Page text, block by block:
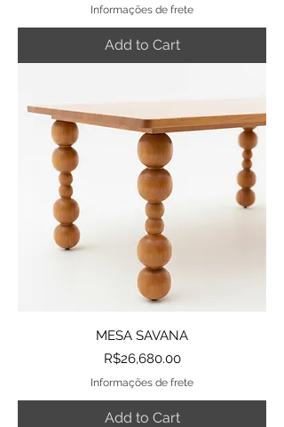
Informações de frete
Add to Cart
MESA SAVANA
Price
R$26,680.00
Informações de frete
Add to Cart